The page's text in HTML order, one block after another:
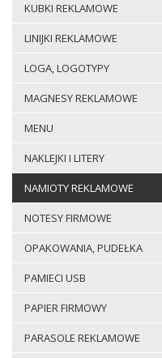
KUBKI REKLAMOWE
LINIJKI REKLAMOWE
LOGA, LOGOTYPY
MAGNESY REKLAMOWE
MENU
NAKLEJKI I LITERY
NAMIOTY REKLAMOWE
NOTESY FIRMOWE
OPAKOWANIA, PUDEŁKA
PAMIECI USB
PAPIER FIRMOWY
PARASOLE REKLAMOWE